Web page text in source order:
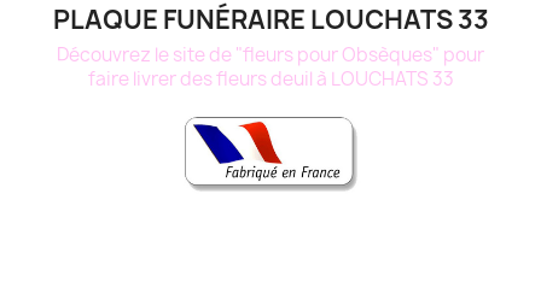
PLAQUE FUNÉRAIRE LOUCHATS 33
Découvrez le site de "fleurs pour Obsèques" pour
faire livrer des fleurs deuil à LOUCHATS 33